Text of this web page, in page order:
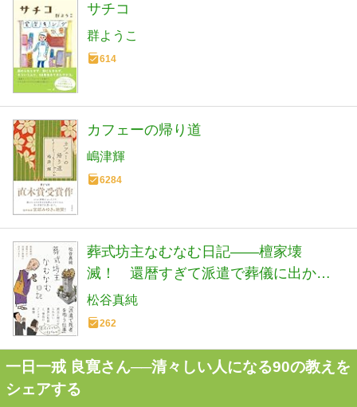
サチコ
群ようこ
614
カフェーの帰り道
嶋津輝
6284
葬式坊主なむなむ日記――檀家壊
滅！ 還暦すぎて派遣で葬儀に出かけ
ます (日記シリーズ)
松谷真純
262
一日一戒 良寛さん──清々しい人になる90の教えを
シェアする